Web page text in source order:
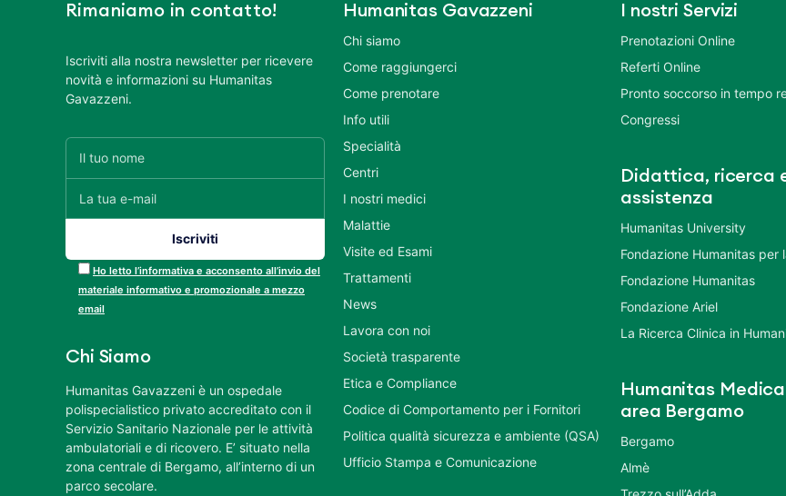
Rimaniamo in contatto!
Iscriviti alla nostra newsletter per ricevere
novità e informazioni su Humanitas
Gavazzeni.
Ho letto l’informativa e acconsento all’invio del
materiale informativo e promozionale a mezzo
email
Chi Siamo
Humanitas Gavazzeni è un ospedale
polispecialistico privato accreditato con il
Servizio Sanitario Nazionale per le attività
ambulatoriali e di ricovero. E’ situato nella
zona centrale di Bergamo, all’interno di un
parco secolare.
Humanitas Gavazzeni
Chi siamo
Come raggiungerci
Come prenotare
Info utili
Specialità
Centri
I nostri medici
Malattie
Visite ed Esami
Trattamenti
News
Lavora con noi
Società trasparente
Etica e Compliance
Codice di Comportamento per i Fornitori
Politica qualità sicurezza e ambiente (QSA)
Ufficio Stampa e Comunicazione
I nostri Servizi
Prenotazioni Online
Referti Online
Pronto soccorso in tempo
Congressi
Didattica, ricerca
assistenza
Humanitas University
Fondazione Humanitas per
Fondazione Humanitas
Fondazione Ariel
La Ricerca Clinica in
Humanitas
area Bergamo
Bergamo
Almè